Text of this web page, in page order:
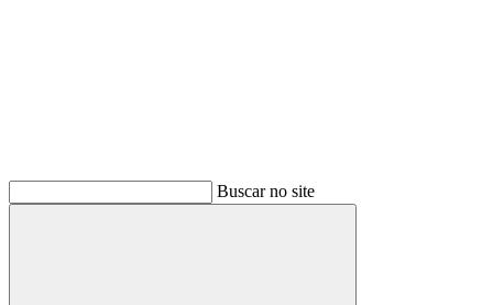
Buscar no site